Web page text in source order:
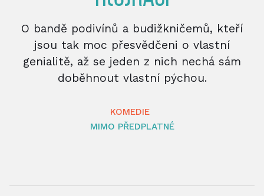
O bandě podivínů a budižkničemů, kteří
jsou tak moc přesvědčeni o vlastní
genialitě, až se jeden z nich nechá sám
doběhnout vlastní pýchou.
KOMEDIE
MIMO PŘEDPLATNÉ